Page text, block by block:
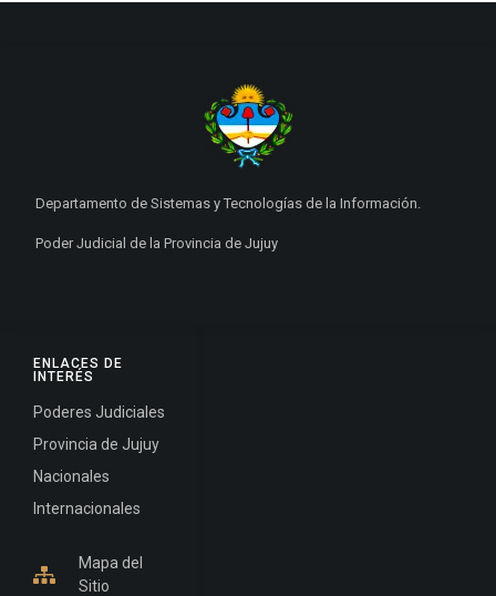
ENLACES DE
INTERÉS
Poderes Judiciales
Provincia de Jujuy
Nacionales
Internacionales
Mapa del
Sitio
Departamento de Sistemas y Tecnologías de la Información.
Poder Judicial de la Provincia de Jujuy